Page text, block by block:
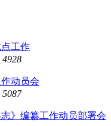
工作
动员会
》编纂工作动员部署会